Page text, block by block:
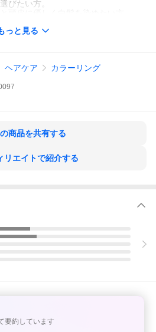
びたい方。
白髪も、自宅でこまめにケアしたい
販 シャンプー トリートメント 白髪隠
ら 人気 明るい色 白髪染めクリーム
っと見る
ヘアケア カラーリング
商品を共有する
リエイトで紹介する
要約しています